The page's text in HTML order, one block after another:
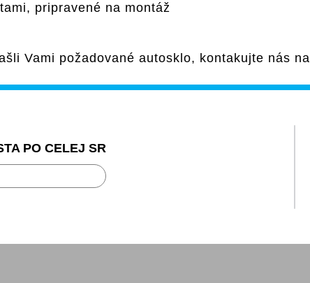
pripravené na montáž
Vami požadované autosklo, kontakujte nás na
PO CELEJ SR